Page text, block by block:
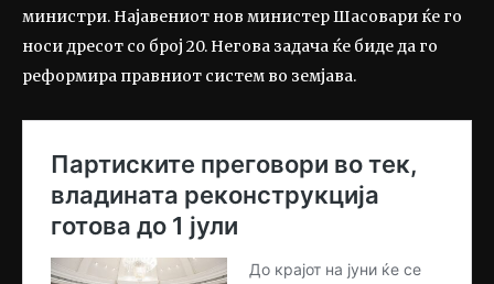
министри. Најавениот нов министер Шасовари ќе го
носи дресот со број 20. Негова задача ќе биде да го
реформира правниот систем во земјава.